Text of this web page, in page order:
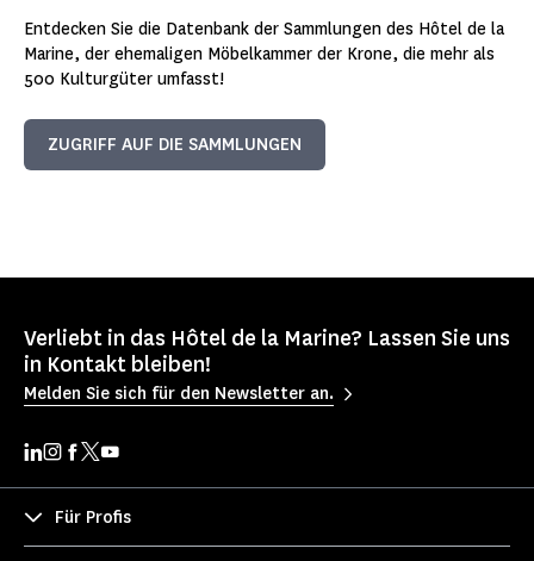
Entdecken Sie die Datenbank der Sammlungen des Hôtel de la
Marine, der ehemaligen Möbelkammer der Krone, die mehr als
500 Kulturgüter umfasst!
ZUGRIFF AUF DIE SAMMLUNGEN
Verliebt in das Hôtel de la Marine? Lassen Sie uns
in Kontakt bleiben!
Melden Sie sich für den Newsletter an.
Für Profis